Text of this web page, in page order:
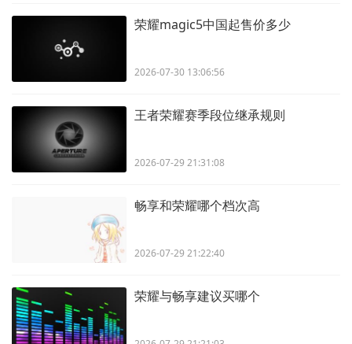
荣耀magic5中国起售价多少
2026-07-30 13:06:56
王者荣耀赛季段位继承规则
2026-07-29 21:31:08
畅享和荣耀哪个档次高
2026-07-29 21:22:40
荣耀与畅享建议买哪个